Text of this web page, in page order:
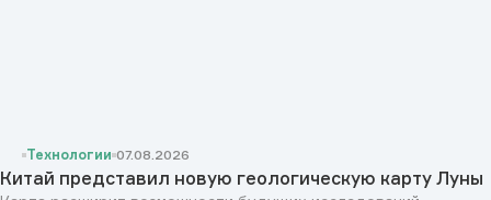
Технологии 07.08.2026
Китай представил новую геологическую карту Луны